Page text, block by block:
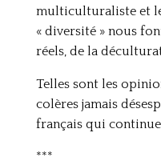
multiculturaliste et
« diversité » nous
réels, de la
Telles sont les
colères jamais
français qui
***